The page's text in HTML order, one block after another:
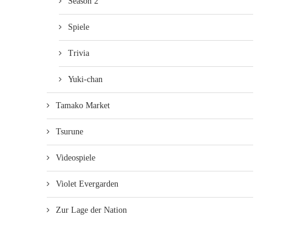
Spiele
Trivia
Yuki-chan
Tamako Market
Tsurune
Videospiele
Violet Evergarden
Zur Lage der Nation